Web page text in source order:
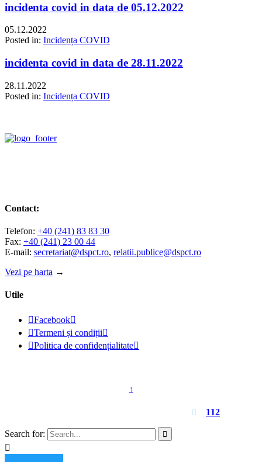
incidenta covid in data de 05.12.2022
05.12.2022
Posted in: Incidența COVID
incidenta covid in data de 28.11.2022
28.11.2022
Posted in: Incidența COVID
Contact:
Telefon: +40 (241) 83 83 30
Fax: +40 (241) 23 00 44
E-mail: secretariat@dspct.ro, relatii.publice@dspct.ro
Vezi pe harta →
Utile
Facebook
Termeni și condiții
Politica de confidențialitate
↑
 112
Search for: 
